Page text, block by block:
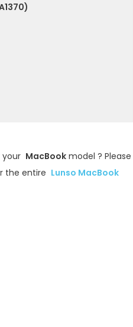
your MacBookmodel ? Please
the entire Lunso MacBook